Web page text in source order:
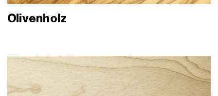
Olivenholz